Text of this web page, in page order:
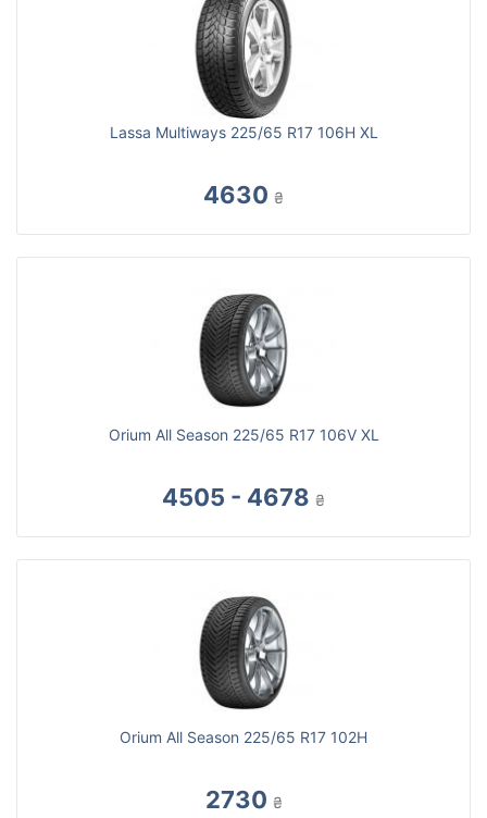
Lassa Multiways 225/65 R17 106H XL
4630 ₴
Orium All Season 225/65 R17 106V XL
4505 - 4678 ₴
Orium All Season 225/65 R17 102H
2730 ₴